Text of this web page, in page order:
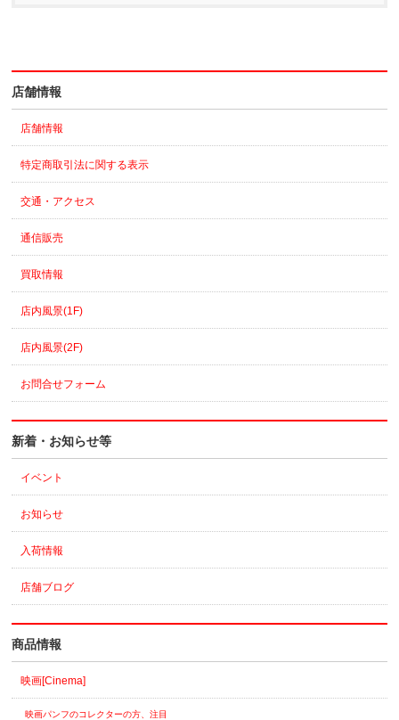
店舗情報
店舗情報
特定商取引法に関する表示
交通・アクセス
通信販売
買取情報
店内風景(1F)
店内風景(2F)
お問合せフォーム
新着・お知らせ等
イベント
お知らせ
入荷情報
店舗ブログ
商品情報
映画[Cinema]
映画パンフのコレクターの方、注目